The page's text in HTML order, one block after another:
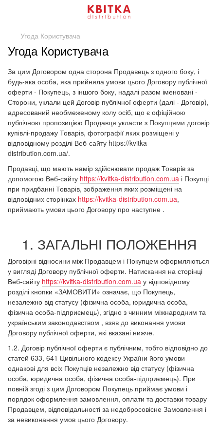
Угода Користувача
Угода Користувача
За цим Договором одна сторона Продавець з одного боку, і
будь-яка особа, яка прийняла умови цього Договору публічної
оферти - Покупець, з іншого боку, надалі разом іменовані -
Сторони, уклали цей Договір публічної оферти (далі - Договір),
адресований необмеженому колу осіб, що є офіційною
публічною пропозицією Продавця укласти з Покупцями договір
купівлі-продажу Товарів, фотографії яких розміщені у
відповідному розділі Веб-сайту https://kvitka-
distribution.com.ua/.
Продавці, що мають намір здійснювати продаж Товарів за
допомогою Веб-сайту https://kvitka-distribution.com.ua і Покупці
при придбанні Товарів, зображення яких розміщені на
відповідних сторінках https://kvitka-distribution.com.ua,
приймають умови цього Договору про наступне .
1. ЗАГАЛЬНІ ПОЛОЖЕННЯ
Договірні відносини між Продавцем і Покупцем оформляються
у вигляді Договору публічної оферти. Натискання на сторінці
Веб-сайту https://kvitka-distribution.com.ua у відповідному
розділі кнопки «ЗАМОВИТИ» означає, що Покупець,
незалежно від статусу (фізична особа, юридична особа,
фізична особа-підприємець), згідно з чинним міжнародним та
українським законодавством , взяв до виконання умови
Договору публічної оферти, які вказані нижче.
1.2. Договір публічної оферти є публічним, тобто відповідно до
статей 633, 641 Цивільного кодексу України його умови
однакові для всіх Покупців незалежно від статусу (фізична
особа, юридична особа, фізична особа-підприємець). При
повній згоді з цим Договором Покупець приймає умови і
порядок оформлення замовлення, оплати та доставки товару
Продавцем, відповідальності за недобросовісне Замовлення і
за невиконання умов цього Договору.